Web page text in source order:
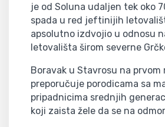
je od Soluna udaljen tek oko
spada u red jeftinijih
apsolutno izdvojio u odnosu
letovališta širom severne
Boravak u Stavrosu na prvom
preporučuje porodicama sa
pripadnicima srednjih
koji zaista žele da se na